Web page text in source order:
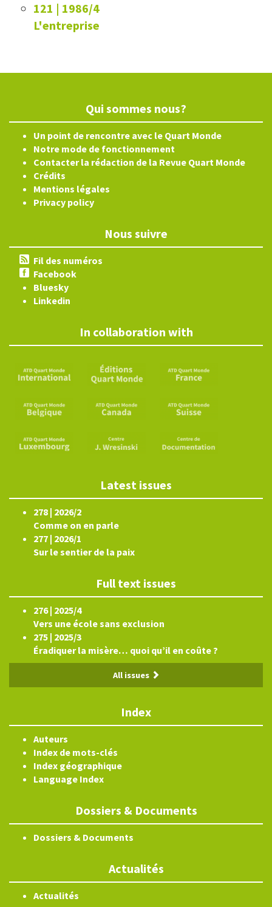
121 | 1986/4
L'entreprise
Qui sommes nous?
Un point de rencontre avec le Quart Monde
Notre mode de fonctionnement
Contacter la rédaction de la Revue Quart Monde
Crédits
Mentions légales
Privacy policy
Nous suivre
Fil des numéros
Facebook
Bluesky
Linkedin
In collaboration with
Latest issues
278 | 2026/2
Comme on en parle
277 | 2026/1
Sur le sentier de la paix
Full text issues
276 | 2025/4
Vers une école sans exclusion
275 | 2025/3
Éradiquer la misère… quoi qu’il en coûte ?
All issues
Index
Auteurs
Index de mots-clés
Index géographique
Language Index
Dossiers & Documents
Dossiers & Documents
Actualités
Actualités